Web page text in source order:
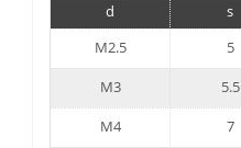
d s
M2.5
5
M3 5.5
M4 7